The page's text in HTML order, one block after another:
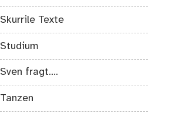
Skurrile Texte
Studium
Sven fragt….
Tanzen